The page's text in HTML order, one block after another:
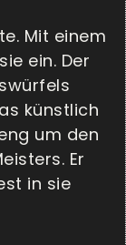
Mit einem
ein. Der
künstlich
um den
Er
in sie